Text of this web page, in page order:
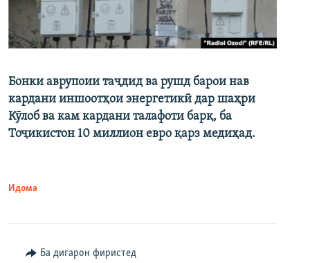
Бонки аврупоии таҷдид ва рушд барои нав
кардани иншоотҳои энергетикӣ дар шаҳри
Кӯлоб ва кам кардани талафоти барқ, ба
Тоҷикистон 10 миллион евро қарз медиҳад.
Идома
Ба дигарон фиристед